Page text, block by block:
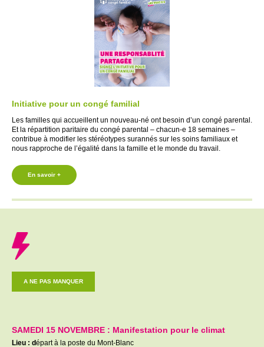
Initiative pour un congé familial
Les familles qui accueillent un nouveau-né ont besoin d’un congé parental.
Et la répartition paritaire du congé parental – chacun-e 18 semaines –
contribue à modifier les stéréotypes surannés sur les soins familiaux et
nous rapproche de l’égalité dans la famille et le monde du travail.
En savoir +
A NE PAS MANQUER
SAMEDI 15 NOVEMBRE : Manifestation pour le climat
Lieu : départ à la poste du Mont-Blanc